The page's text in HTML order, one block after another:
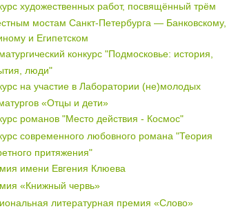
художественных работ, посвящённый трём
мостам Санкт-Петербурга — Банковскому,
и Египетском
конкурс "Подмосковье: история,
люди"
на участие в Лаборатории (не)молодых
«Отцы и дети»
романов "Место действия - Космос"
современного любовного романа "Теория
притяжения"
имени Евгения Клюева
«Книжный червь»
литературная премия «Слово»